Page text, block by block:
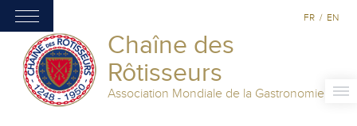
Chaîne des
Rôtisseurs
Association Mondiale de la Gastronomie
FR / EN